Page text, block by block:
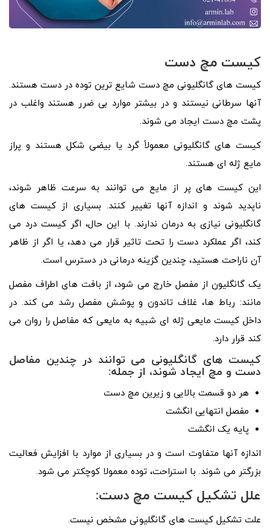
کیست مچ دست
کیست های گانگلیونی مچ دست شایع ترین توده در دست هستند.
آنها سرطانی نیستند و در بیشتر موارد بی ضرر هستند واغلب در
پشت مچ دست ایجاد می شوند.
کیست های گانگلیونی معمولاً گرد یا بیضی شکل هستند و پراز
مایع ژله ای هستند.
این کیست های پر از مایع می توانند به سرعت ظاهر شوند،
ناپدید شوند و اندازه آنها تغییر کنند. بسیاری از کیست های
گانگلیونی نیازی به درمان ندارند. با این حال، اگر کیست درد می
کند، اگر عملکرد دست را تحت تاثیر قرار می دهد، یا اگر از ظاهر
آن ناراحت هستید، چندین گزینه درمانی در دسترس است.
یک گانگلیون از مفصل خارج می شود، از بافت های اطراف مفصل
مانند: رباط ها، غلاف تاندون و پوشش مفصل رشد می کند. در
داخل کیست مایعی ژله ای شبیه به مایعی که مفاصل را روان می
کند قرار دارد.
کیست های گانگلیونی می توانند در چندین مفاصل
دست و مچ ایجاد شوند، از جمله:
هر دو قسمت بالایی و زیرین مچ دست
مفصل انتهایی انگشت
پایه یک انگشت
اندازه آنها متفاوت است و در بسیاری از موارد با افزایش فعالیت
بزرگتر می شوند. با استراحت، توده معمولا کوچکتر می شود.
علل تشکیل کیست مچ دست:
علت تشکیل کیست های گانگلیونی مشخص نیست.